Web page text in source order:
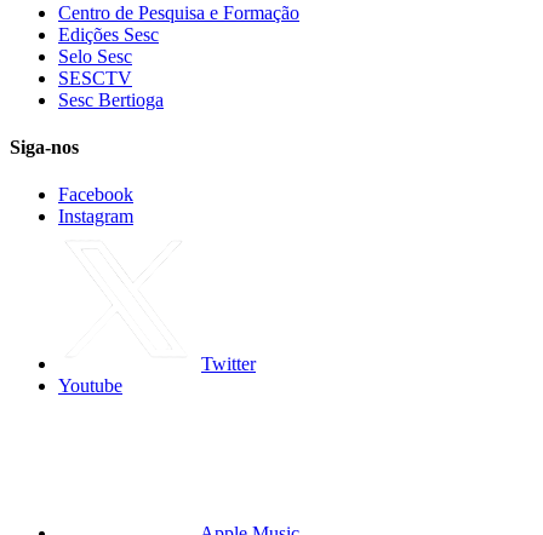
Centro de Pesquisa e Formação
Edições Sesc
Selo Sesc
SESCTV
Sesc Bertioga
Siga-nos
Facebook
Instagram
Twitter
Youtube